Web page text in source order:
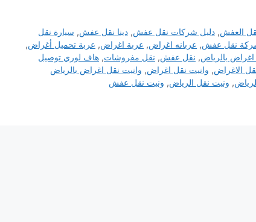
العفش,دليل شركات نقل عفش,دينا نقل عفش, سيارة نقل
نقل عفش, عربانه اغراض, عربة اغراض, عربة تحميل أغراض,
بالرياض, نقل عفش, نقل مفروشات, هاف لوري توصيل
الاغراض, وانيت نقل اغراض, وانيت نقل اغراض بالرياض
, ونيت نقل الرياض, ونيت نقل عفش